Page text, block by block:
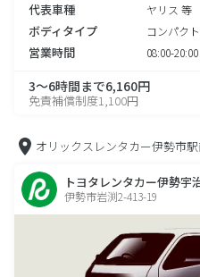
代表車種 ヤリス 等
ボディタイプ コンパクト
営業時間 08:00-20:00
3～6時間まで6,160円
免責補償制度1,100円
オリックスレンタカー伊勢市
トヨタレンタカー伊勢宇
伊勢市岩渕2-413-19